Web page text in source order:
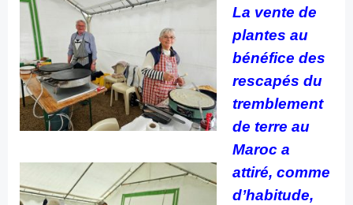
La vente de
plantes au
bénéfice des
rescapés du
tremblement
de terre au
Maroc a
attiré, comme
d’habitude,